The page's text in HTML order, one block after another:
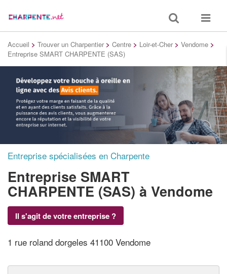
Toggle
search
Toggle
Accueil > Trouver un Charpentier > Centre > Loir-et-Cher > Vendome >
Entreprise SMART CHARPENTE (SAS)
Entreprise spécialisées en Charpente
Entreprise SMART
CHARPENTE (SAS) à Vendome
Il s'agit de votre entreprise ?
1 rue roland dorgeles 41100 Vendome